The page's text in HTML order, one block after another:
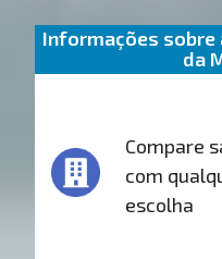
Informações sobre
da
Compare
com
escolha